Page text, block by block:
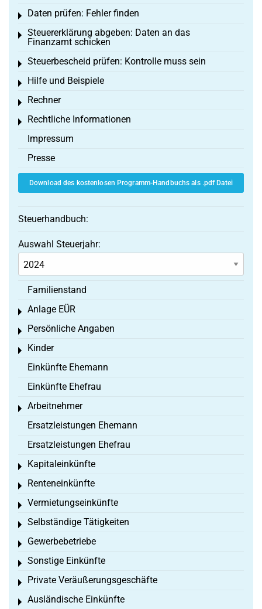
Daten prüfen: Fehler finden
Toggle menu
Steuererklärung abgeben: Daten an das
Finanzamt schicken
Toggle menu
Steuerbescheid prüfen: Kontrolle muss sein
Toggle menu
Hilfe und Beispiele
Toggle menu
Rechner
Toggle menu
Rechtliche Informationen
Toggle menu
Impressum
Presse
Download des kostenlosen Programm-Handbuchs als .pdf Datei
Steuerhandbuch:
Auswahl Steuerjahr:
Familienstand
Anlage EÜR
Toggle menu
Persönliche Angaben
Toggle menu
Kinder
Toggle menu
Einkünfte Ehemann
Einkünfte Ehefrau
Arbeitnehmer
Toggle menu
Ersatzleistungen Ehemann
Ersatzleistungen Ehefrau
Kapitaleinkünfte
Toggle menu
Renteneinkünfte
Toggle menu
Vermietungseinkünfte
Toggle menu
Selbständige Tätigkeiten
Toggle menu
Gewerbebetriebe
Toggle menu
Sonstige Einkünfte
Toggle menu
Private Veräußerungsgeschäfte
Toggle menu
Ausländische Einkünfte
Toggle menu